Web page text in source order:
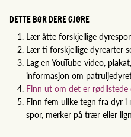
DETTE BØR DERE GJØRE
Lær åtte forskjellige
Lær ti forskjellige dyrearter
Lag en YouTube-video,
informasjon om
Finn ut om det er
Finn fem ulike tegn fra dyr i
spor, merker på trær eller